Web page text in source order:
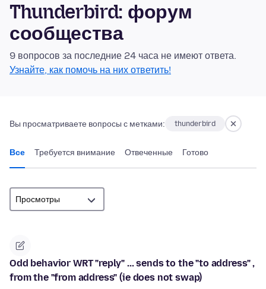
Thunderbird: форум
сообщества
9 вопросов за последние 24 часа не имеют ответа.
Узнайте, как помочь на них ответить!
Вы просматриваете вопросы с метками: thunderbird
Все Требуется внимание Отвеченные Готово
Odd behavior WRT "reply" ... sends to the "to address" ,
from the "from address" (ie does not swap)